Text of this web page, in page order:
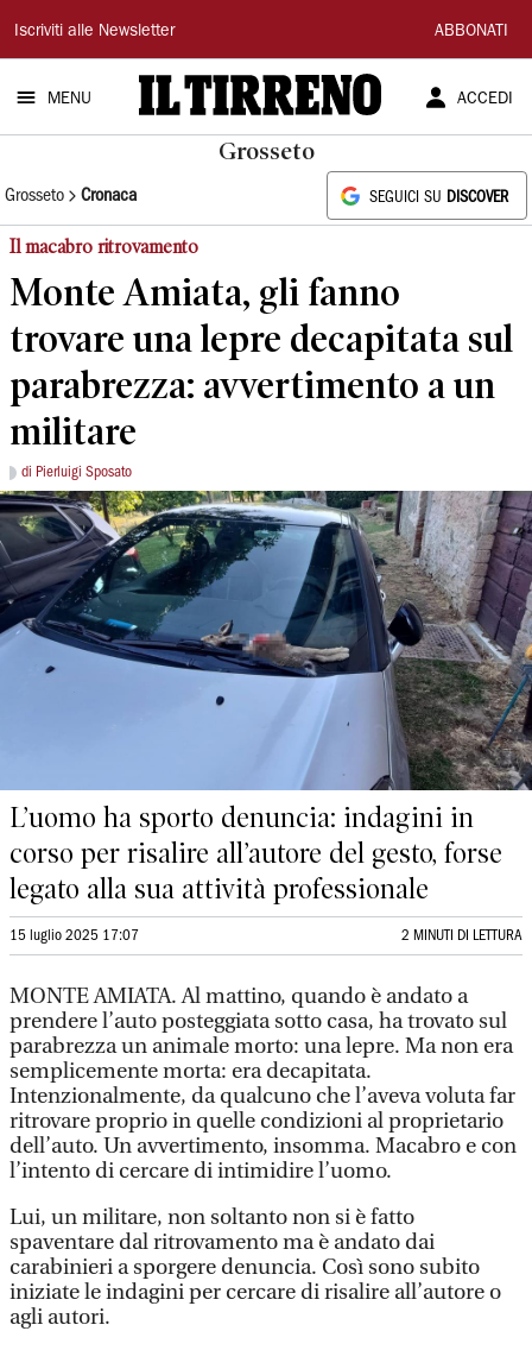
Il
Tirreno
Iscriviti alle Newsletter ABBONATI
MENU ACCEDI
Grosseto
Grosseto Cronaca SEGUICI SU DISCOVER
Il macabro ritrovamento
Monte Amiata, gli fanno
trovare una lepre decapitata sul
parabrezza: avvertimento a un
militare
di Pierluigi Sposato
L’uomo ha sporto denuncia: indagini in
corso per risalire all’autore del gesto, forse
legato alla sua attività professionale
15 luglio 2025 17:07 2 MINUTI DI LETTURA
MONTE AMIATA. Al mattino, quando è andato a
prendere l’auto posteggiata sotto casa, ha trovato sul
parabrezza un animale morto: una lepre. Ma non era
semplicemente morta: era decapitata.
Intenzionalmente, da qualcuno che l’aveva voluta far
ritrovare proprio in quelle condizioni al proprietario
dell’auto. Un avvertimento, insomma. Macabro e con
l’intento di cercare di intimidire l’uomo.
Lui, un militare, non soltanto non si è fatto
spaventare dal ritrovamento ma è andato dai
carabinieri a sporgere denuncia. Così sono subito
iniziate le indagini per cercare di risalire all’autore o
agli autori.